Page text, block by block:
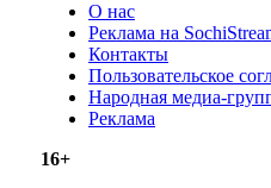
О нас
Реклама на
Контакты
Пользовательское
Народная медиа-
Реклама
16+